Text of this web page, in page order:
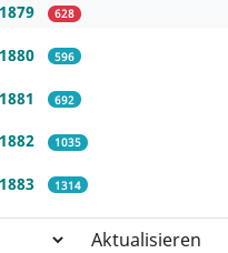
1879 628
1880 596
1881 692
1882 1035
1883 1314
Aktualisieren